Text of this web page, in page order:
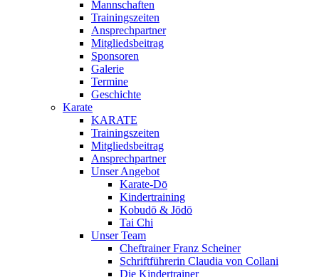
Mannschaften
Trainingszeiten
Ansprechpartner
Mitgliedsbeitrag
Sponsoren
Galerie
Termine
Geschichte
Karate
KARATE
Trainingszeiten
Mitgliedsbeitrag
Ansprechpartner
Unser Angebot
Karate-Dō
Kindertraining
Kobudō & Jōdō
Tai Chi
Unser Team
Cheftrainer Franz Scheiner
Schriftführerin Claudia von Collani
Die Kindertrainer